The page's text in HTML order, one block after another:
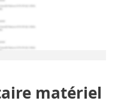
matériel